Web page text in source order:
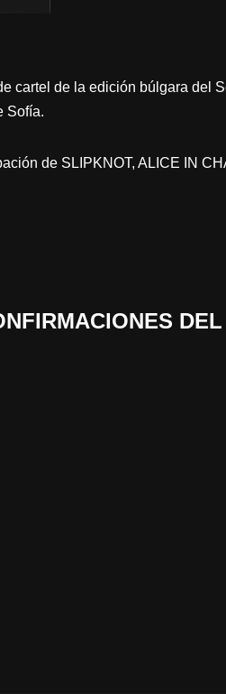
cartel de la edición búlgara del
Sofía.
de SLIPKNOT, ALICE IN